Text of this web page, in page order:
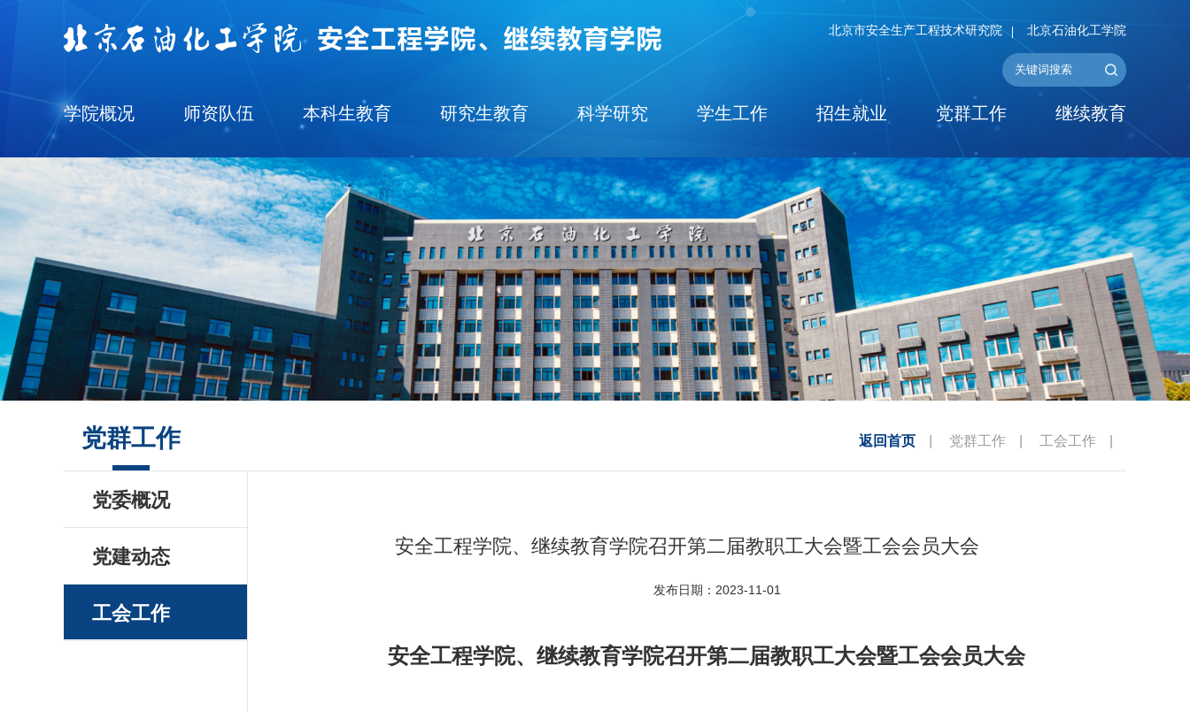
北京市安全生产工程技术研究院 北京石油化工学院
学院概况 师资队伍 本科生教育 研究生教育 科学研究 学生工作 招生就业 党群工作 继续教育
党群工作 返回首页 党群工作 工会工作
党委概况
党建动态
工会工作
安全工程学院、继续教育学院召开第二届教职工大会暨工会会员大会
发布日期：2023-11-01
安全工程学院、继续教育学院召开第二届教职工大会暨工会会员大会